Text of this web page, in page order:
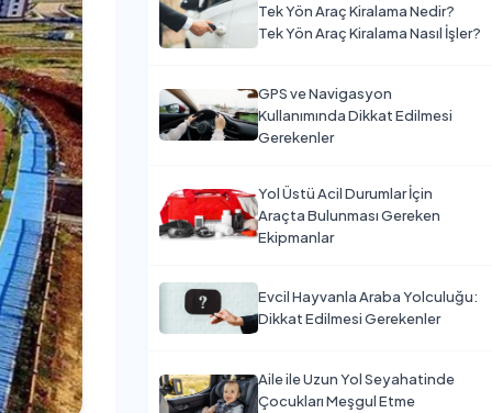
Tek Yön Araç Kiralama Nedir?
Tek Yön Araç Kiralama Nasıl İşler?
GPS ve Navigasyon
Kullanımında Dikkat Edilmesi
Gerekenler
Yol Üstü Acil Durumlar İçin
Araçta Bulunması Gereken
Ekipmanlar
Evcil Hayvanla Araba Yolculuğu:
Dikkat Edilmesi Gerekenler
Aile ile Uzun Yol Seyahatinde
Çocukları Meşgul Etme